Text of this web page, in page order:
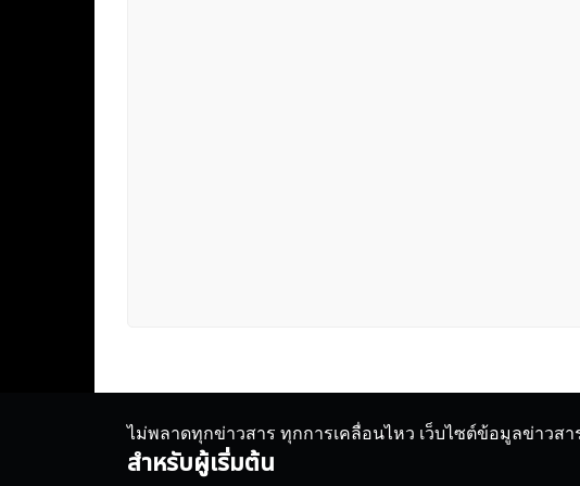
ไม่พลาดทุกข่าวสาร ทุกการเคลื่อนไหว เว็บไซต์ข้อมูลข่าวส
สำหรับผู้เริ่มต้น